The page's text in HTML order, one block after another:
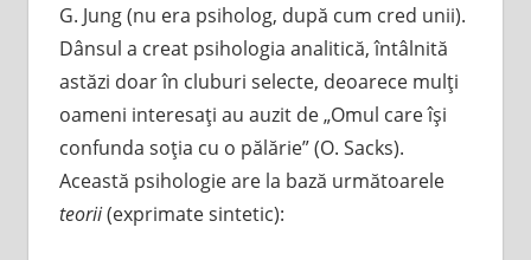
G. Jung (nu era psiholog, după cum cred unii).
Dânsul a creat psihologia analitică, întâlnită
astăzi doar în cluburi selecte, deoarece mulţi
oameni interesaţi au auzit de „Omul care îşi
confunda soţia cu o pălărie” (O. Sacks).
Această psihologie are la bază următoarele
teorii(exprimate sintetic):